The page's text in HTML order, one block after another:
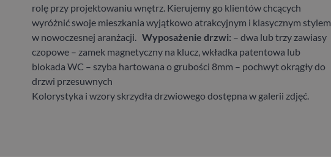
rolę przy projektowaniu wnętrz. Kierujemy go klientów chcących
wyróżnić swoje mieszkania wyjątkowo atrakcyjnym i klasycznym stylem
w nowoczesnej aranżacji. Wyposażenie drzwi: – dwa lub trzy zawiasy
czopowe – zamek magnetyczny na klucz, wkładka patentowa lub
blokada WC – szyba hartowana o grubości 8mm – pochwyt okrągły do
drzwi przesuwnych
Kolorystyka i wzory skrzydła drzwiowego dostępna w galerii zdjęć.